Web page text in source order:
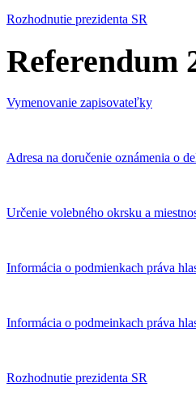
Rozhodnutie prezidenta SR
Referendum
Vymenovanie zapisovateľky
Adresa na doručenie oznámenia o
Určenie volebného okrsku a
Informácia o podmienkach práva
Informácia o podmeinkach práva
Rozhodnutie prezidenta SR